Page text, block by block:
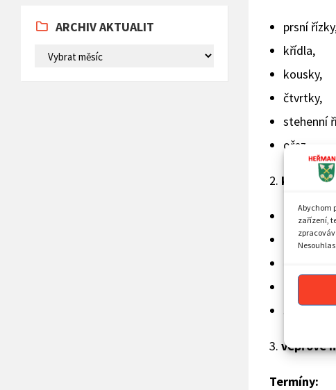
Abychom
zařízení,
prsní
křídla,
kousky,
čtvrtky,
stehenní
ořez.
2. krůtí maso
horní
spodní
3. vepřové
Termíny:
days
ARCHIV AKTUALIT
ARCHIV
AKTUALIT